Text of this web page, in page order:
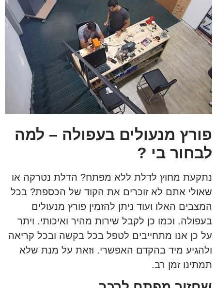
פורץ מנעולים בעפולה – למה
לבחור בי ?
נתקעת מחוץ לדלת ללא מפתח? הדלת נטרקה או
שאולי אתם לא זוכרים את הקוד של הכספת? בכל
המצבים האלו ועוד ניתן להזמין פורץ מנעולים
בעפולה. וכמו כן לקבל שירות מהיר ואיכותי. ויתר
על כן אנו מתחייבים לטפל בכל בקשה ובכל קריאה
ולהגיע מיד בהקדם האפשרי. וזאת על מנת שלא
תמתינו זמן רב.